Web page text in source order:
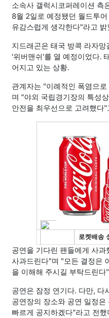
소속사 갤럭시코퍼레이션 측
8월 2일로 예정됐던 월드투
유감스럽게 생각한다"라고 밝
지드래곤은 태국 방콕 라자
'위버맨쉬'를 열 예정이었다.
어지고 있는 상황.
관계자는 "이례적인 폭염으
며 "야외 국립경기장의 특성
안전을 최우선으로 고려했다
공연을 기다린 팬들에게 사
사과드린다"며 "모든 결정은
을 이해해 주시길 부탁드린다
공연은 잠정 연기다. 다만, 다
공연장의 장소와 공연 일정
빠르게 공지하겠다"라고 전했